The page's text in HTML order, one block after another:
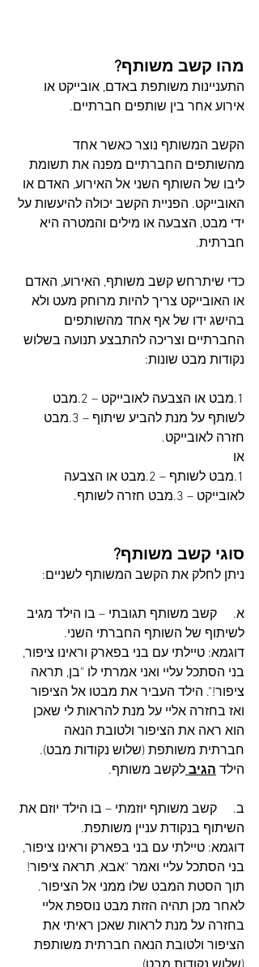
מהו קשב משותף?
התעניינות משותפת באדם, אובייקט או
אירוע אחר בין שותפים חברתיים.
הקשב המשותף נוצר כאשר אחד
מהשותפים החברתיים מפנה את תשומת
ליבו של השותף השני אל האירוע, האדם או
האובייקט. הפניית הקשב יכולה להיעשות על
ידי מבט, הצבעה או מילים והמטרה היא
חברתית.
כדי שיתרחש קשב משותף, האירוע, האדם
או האובייקט צריך להיות מרוחק מעט ולא
בהישג ידו של אף אחד מהשותפים
החברתיים וצריכה להתבצע תנועה בשלוש
נקודות מבט שונות:
1.מבט או הצבעה לאובייקט – 2.מבט
לשותף על מנת להביע שיתוף – 3.מבט
חזרה לאובייקט.
או
1.מבט לשותף – 2.מבט או הצבעה
לאובייקט – 3.מבט חזרה לשותף.
סוגי קשב משותף?
ניתן לחלק את הקשב המשותף לשניים:
א.     קשב משותף תגובתי – בו הילד מגיב
לשיתוף של השותף החברתי השני.
דוגמא: טיילתי עם בני בפארק וראינו ציפור,
בני הסתכל עליי ואני אמרתי לו "בן, תראה
ציפור!". הילד העביר את מבטו אל הציפור
ואז בחזרה אליי על מנת להראות לי שאכן
הוא ראה את הציפור ולטובת הנאה
חברתית משותפת (שלוש נקודות מבט).
הילד הגיב לקשב משותף.
ב.     קשב משותף יוזמתי – בו הילד יוזם את
השיתוף בנקודת עניין משותפת.
דוגמא: טיילתי עם בני בפארק וראינו ציפור,
בני הסתכל עליי ואמר "אבא, תראה ציפור!
תוך הסטת המבט שלו ממני אל הציפור.
לאחר מכן תהיה הזזת מבט נוספת אליי
בחזרה על מנת לראות שאכן ראיתי את
הציפור ולטובת הנאה חברתית משותפת